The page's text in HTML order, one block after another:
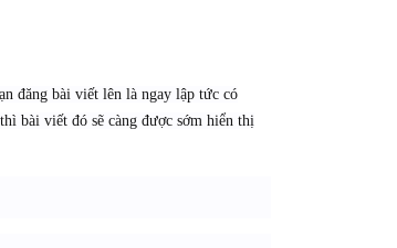
đăng bài viết lên là ngay lập tức có
bài viết đó sẽ càng được sớm hiển thị